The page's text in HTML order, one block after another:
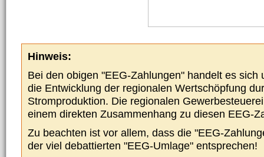
Hinweis:
Bei den obigen "EEG-Zahlungen" handelt es sich
die Entwicklung der regionalen Wertschöpfung
Stromproduktion. Die regionalen
einem direkten Zusammenhang zu diesen EEG-
Zu beachten ist vor allem, dass die "EEG-
der viel debattierten "EEG-Umlage" entsprechen!